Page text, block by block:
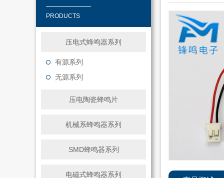
PRODUCTS
压电式蜂鸣器系列
有源系列
无源系列
压电陶瓷蜂鸣片
机械系蜂鸣器系列
SMD蜂鸣器系列
电磁式蜂鸣器系列